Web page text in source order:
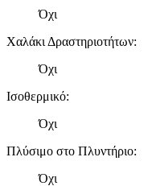
πληροφορίες σχετικά με
τοποθεσίας μας στους
Όχι
Χαλάκι Δραστηριοτήτων:
Όχι
Ισοθερμικό:
Όχι
Πλύσιμο στο Πλυντήριο:
Όχι